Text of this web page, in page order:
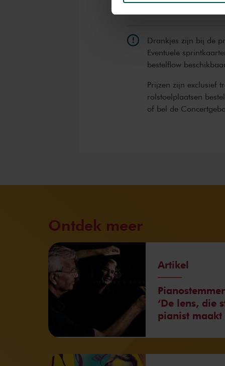
We werken samen met32
Drankjes zijn bij de
Eventuele
bestelflow
Prijzen zijn exclusief
rolstoelplaatsen
of bel de
Ontdek meer
Artikel
‘De lens, die
pianist maakt